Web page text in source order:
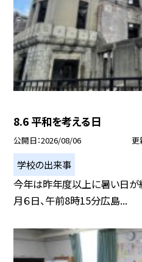
8.6 平和を考える日
公開日 2026/08/06 更
学校の出来事
今年は昨年度以上に暑い日が
月６日、午前8時15分広島...